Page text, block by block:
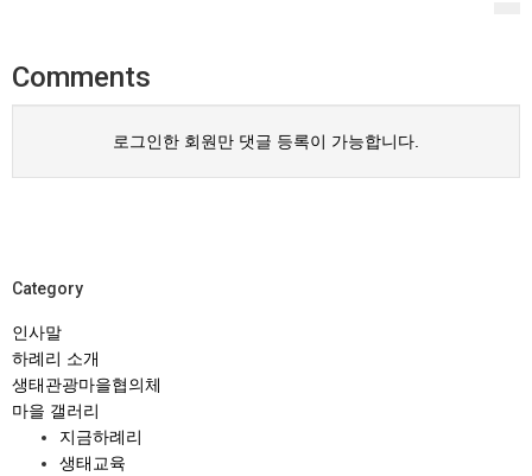
Comments
로그인한 회원만 댓글 등록이 가능합니다.
Category
인사말
하례리 소개
생태관광마을협의체
마을 갤러리
지금하례리
생태교육